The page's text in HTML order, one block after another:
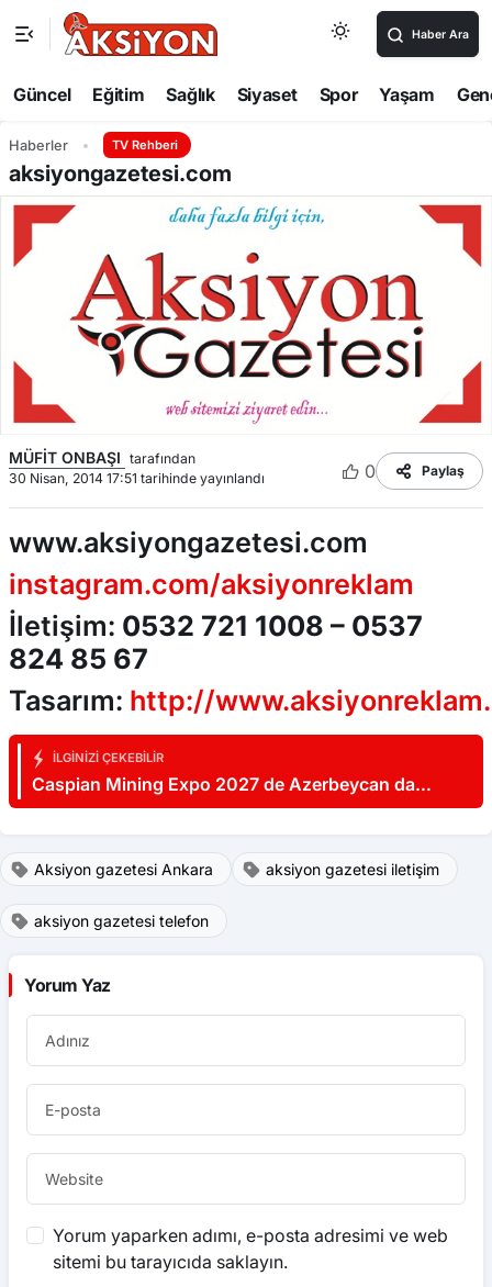
Haber Ara
Güncel Eğitim Sağlık Siyaset Spor Yaşam
Haberler TV Rehberi
aksiyongazetesi.com
MÜFİT ONBAŞI tarafından
30 Nisan, 2014 17:51 tarihinde yayınlandı
0 Paylaş
www.aksiyongazetesi.com
instagram.com/aksiyonreklam
İletişim: 0532 721 1008 – 0537
824 85 67
Tasarım: http://
İLGINIZI ÇEKEBILIR
Caspian Mining Expo 2027 de Azerbeycan da
yapılacak
Aksiyon gazetesi Ankara aksiyon gazetesi iletişim
aksiyon gazetesi telefon
Yorum Yaz
Yorum yaparken adımı, e-posta adresimi ve web
sitemi bu tarayıcıda saklayın.